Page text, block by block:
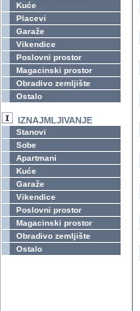
Kuće
Placevi
Garaže
Vikendice
Poslovni prostor
Magacinski prostor
Obradivo zemljište
Ostalo
IZNAJMLJIVANJE
Stanovi
Sobe
Apartmani
Kuće
Garaže
Vikendice
Poslovni prostor
Magacinski prostor
Obradivo zemljište
Ostalo